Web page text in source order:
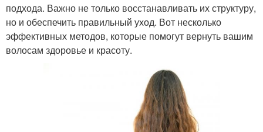
подхода. Важно не только восстанавливать их структуру,
но и обеспечить правильный уход. Вот несколько
эффективных методов, которые помогут вернуть вашим
волосам здоровье и красоту.